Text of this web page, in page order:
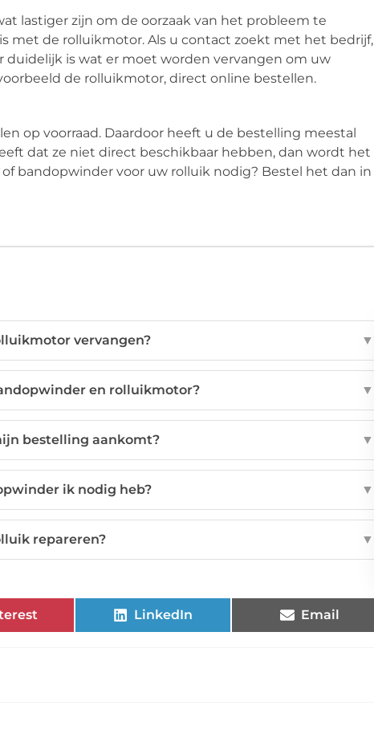
lastiger zijn om de oorzaak van het probleem te
met de rolluikmotor. Als u contact zoekt met het bedrijf,
duidelijk is wat er moet worden vervangen om uw
de rolluikmotor, direct online bestellen.
op voorraad. Daardoor heeft u de bestelling meestal
dat ze niet direct beschikbaar hebben, dan wordt het
bandopwinder voor uw rolluik nodig? Bestel het dan in
vervangen? ▼
en rolluikmotor? ▼
bestelling aankomt? ▼
ik nodig heb? ▼
repareren? ▼
LinkedIn Email